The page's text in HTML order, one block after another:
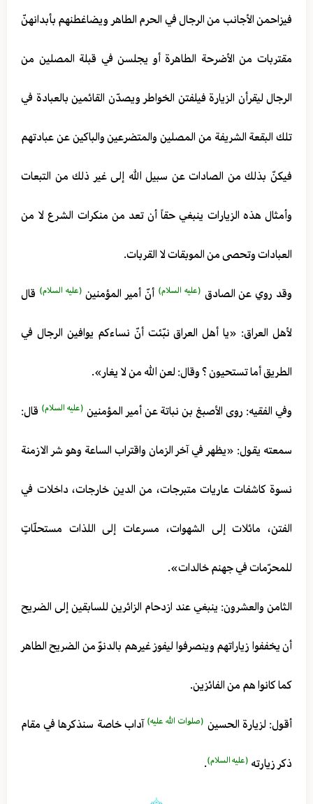
فيزاحمن الأجانب من الرجال في الحرم الطاهر ويضاغطنهم بأبدانهنّ
مقتربات من الأضرحة الطاهرة أو يجلسن في قبلة المصلين من
الرجال ليقرأن الزيارة فيلفتن الخواطر ويصدّن القائمين بالعبادة في
تلك البقعة الشريفة من المصلين والمتضرعين والباكين عن عبادتهم
فيكنّ بذلك من الصادات عن سبيل الله إلى غير ذلك من التبعات
وأمثال هذه الزيارات ينبغي حقاً أن تعد من منكرات الشرع لا من
العبادات وتحصى من الموبقات لا القربات.
وقد روي عن الصادق (عليه السلام) أنّ أمير المؤمنين (عليه السلام) قال
لأهل العراق: «يا أهل العراق نبّئت أنّ نساءكم يوافين الرجال في
الطريق أما تستحيون ؟ وقال: لعن الله من لا يغار».
وفي الفقيه: روى الأصبغ بن نباتة عن أمير المؤمنين (عليه السلام) قال:
سمعته يقول: «يظهر في آخر الزمان واقتراب الساعة وهو شر الازمنة
نسوة كاشفات عاريات متبرجات، من الدين خارجات، داخلات في
الفتن، مائلات إلى الشهوات، مسرعات إلى اللذات مستحلّاتٍ
للمحرّمات في جهنم خالدات».
الثامن والعشرون: ينبغي عند ازدحام الزائرين للسابقين إلى الضريح
أن يخففوا زياراتهم وينصرفوا ليفوز غيرهم بالدنوّ من الضريح الطاهر
كما كانوا هم من الفائزين.
أقول: لزيارة الحسين (صلوات الله عليه) آداب خاصة سنذكرها في مقام
ذكر زيارته (عليه السلام).